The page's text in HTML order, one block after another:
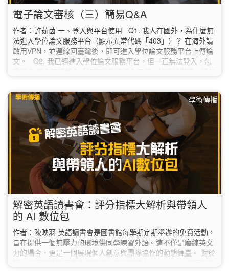
電子論文審核（三）簡易Q&A
作者：許茹茵 一、登入與平台使用 Q1. 我人在國外，為什麼無
法進入學位論文服務平台（顯示異常代碼「403」）？ 在海外請
啟用VPN，並連線回臺灣後，即可進入學位論文服務平台上傳論
文。 Q2. 我已經進入學位論文服務平台，但一直無法登入，怎
密還是無法登入的話，請聯絡本校資訊中心（02-7749-3737；
helpdesk@ntnu.edu.tw）。 Q3.…
學術傳播
解密英語讀書會：評分指標大解析與帶領人
的 AI 數位包
作者：陳映羽 英語讀書會是圖書館每學期定期舉辦的免費活動，
旨在提供一個無壓力的環境供同學練習外語。這不僅是磨練英文
力的場合，更是一個展現個人創意與團隊協作的動態舞臺。 對於